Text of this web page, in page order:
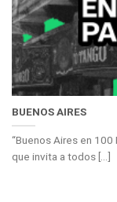
BUENOS AIRES
“Buenos Aires en
que invita a todos [...]